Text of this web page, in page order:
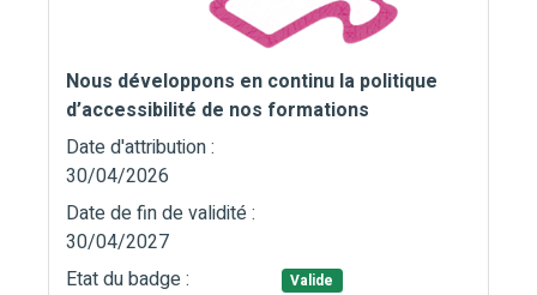
Nous développons en continu la politique
d’accessibilité de nos formations
Date d'attribution :
30/04/2026
Date de fin de validité :
30/04/2027
Etat du badge :
Valide